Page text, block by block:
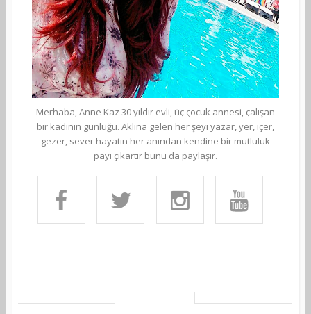
Merhaba, Anne Kaz 30 yıldır evli, üç çocuk annesi, çalışan
bir kadının günlüğü. Aklına gelen her şeyi yazar, yer, içer,
gezer, sever hayatın her anından kendine bir mutluluk
payı çıkartır bunu da paylaşır.